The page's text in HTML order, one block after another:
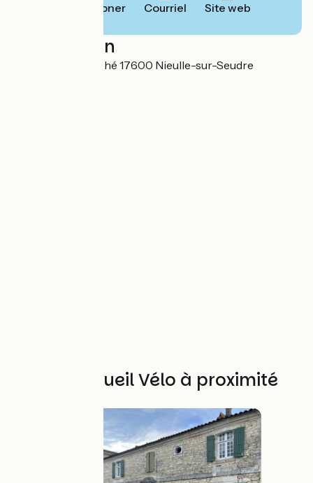
Téléphoner Courriel Site web
Localisation
5 rue Isaac Garesché 17600 Nieulle-sur-Seudre
Autres Accueil Vélo à proximité